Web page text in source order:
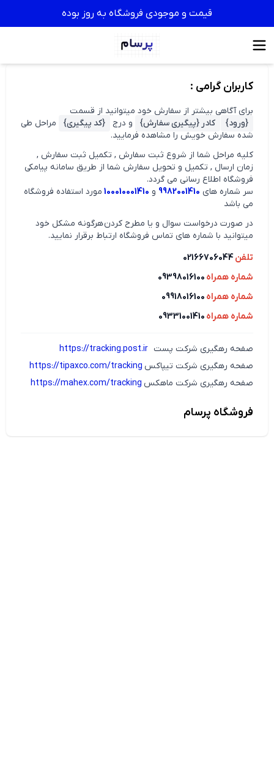
قیمت و موجودی فروشگاه به روز بوده
کاربران گرامی :
برای آگاهی بیشتر از سفارش خود میتوانید از قسمت
{ورود}
کادر {پیگیری سفارش} و درج {کد پیگیری}
مراحل طی
شده سفارش خویش را مشاهده فرمایید.
کلیه مراحل شما از شروع ثبت سفارش , تکمیل ثبت سفارش ,
زمان ارسال , تکمیل و تحویل سفارش شما از طریق سامانه پیامکی
فروشگاه اطلاع رسانی می گردد.
سر شماره های 9982001410 و 100010001410 مورد استفاده فروشگاه
می باشد
در صورت درخواست سوال و یا مطرح کردن هرگونه مشکل خود
میتوانید با شماره های تماس فروشگاه ارتباط برقرار نمایید.
تلفن 02166706044
شماره همراه 09398016100
شماره همراه 09918016100
شماره همراه 09331001410
صفحه رهگیری شرکت پست https://tracking.post.ir
صفحه رهگیری شرکت تیپاکس https://tipaxco.com/tracking
صفحه رهگیری شرکت ماهکس https://mahex.com/tracking
فروشگاه پرسام